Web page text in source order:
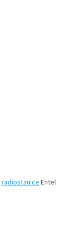
radiostaniceEntel